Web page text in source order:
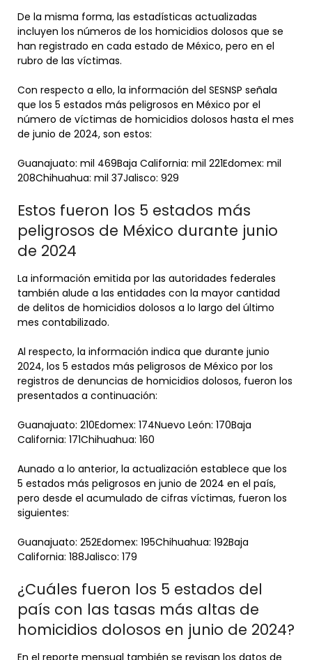
De la misma forma, las estadísticas actualizadas
incluyen los números de los homicidios dolosos que se
han registrado en cada estado de México, pero en el
rubro de las víctimas.
Con respecto a ello, la información del SESNSP señala
que los 5 estados más peligrosos en México por el
número de víctimas de homicidios dolosos hasta el mes
de junio de 2024, son estos:
Guanajuato: mil 469Baja California: mil 221Edomex: mil
208Chihuahua: mil 37Jalisco: 929
Estos fueron los 5 estados más
peligrosos de México durante junio
de 2024
La información emitida por las autoridades federales
también alude a las entidades con la mayor cantidad
de delitos de homicidios dolosos a lo largo del último
mes contabilizado.
Al respecto, la información indica que durante junio
2024, los 5 estados más peligrosos de México por los
registros de denuncias de homicidios dolosos, fueron los
presentados a continuación:
Guanajuato: 210Edomex: 174Nuevo León: 170Baja
California: 171Chihuahua: 160
Aunado a lo anterior, la actualización establece que los
5 estados más peligrosos en junio de 2024 en el país,
pero desde el acumulado de cifras víctimas, fueron los
siguientes:
Guanajuato: 252Edomex: 195Chihuahua: 192Baja
California: 188Jalisco: 179
¿Cuáles fueron los 5 estados del
país con las tasas más altas de
homicidios dolosos en junio de 2024?
En el reporte mensual también se revisan los datos de